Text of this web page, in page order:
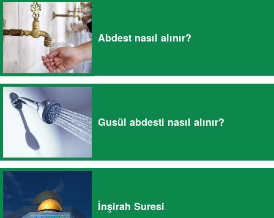
Abdest nasıl alınır?
Gusül abdesti nasıl alınır?
İnşirah Suresi